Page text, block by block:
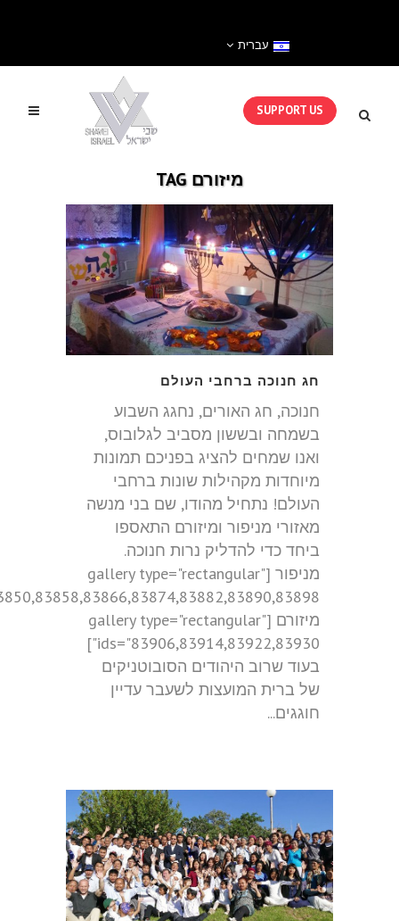
עברית
SUPPORT US
מיזורם TAG
חג חנוכה ברחבי העולם
חנוכה, חג האורים, נחגג השבוע
בשמחה ובששון מסביב לגלובוס,
ואנו שמחים להציג בפניכם תמונות
מיוחדות מקהילות שונות ברחבי
העולם! נתחיל מהודו, שם בני מנשה
מאזורי מניפור ומיזורם התאספו
ביחד כדי להדליק נרות חנוכה.
מניפור [gallery type="rectangular"
מיזורם [gallery type="rectangular"
ids="83906,83914,83922,83930"]
בעוד שרוב היהודים הסובוטניקים
של ברית המועצות לשעבר עדיין
חוגגים...